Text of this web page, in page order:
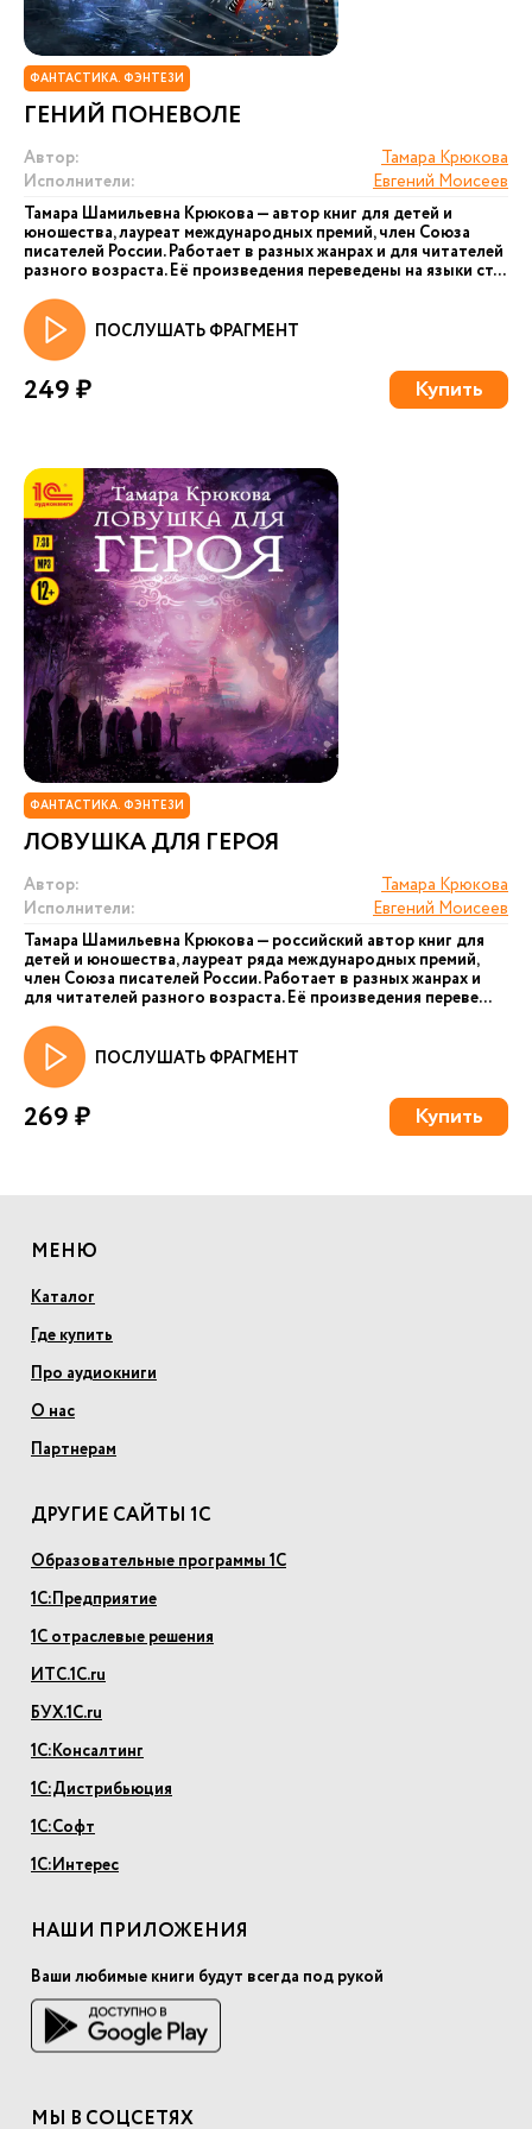
ФАНТАСТИКА. ФЭНТЕЗИ
ГЕНИЙ ПОНЕВОЛЕ
Автор:
Тамара Крюкова
Исполнители:
Евгений Моисеев
Тамара Шамильевна Крюкова — автор книг для детей и
юношества, лауреат международных премий, член Союза
писателей России. Работает в разных жанрах и для читателей
разного возраста. Её произведения переведены на языки ст...
ПОСЛУШАТЬ ФРАГМЕНТ
249 ₽ Купить
ФАНТАСТИКА. ФЭНТЕЗИ
ЛОВУШКА ДЛЯ ГЕРОЯ
Автор:
Тамара Крюкова
Исполнители:
Евгений Моисеев
Тамара Шамильевна Крюкова — российский автор книг для
детей и юношества, лауреат ряда международных премий,
член Союза писателей России. Работает в разных жанрах и
для читателей разного возраста. Её произведения переве...
ПОСЛУШАТЬ ФРАГМЕНТ
269 ₽ Купить
МЕНЮ
Каталог
Где купить
Про аудиокниги
О нас
Партнерам
ДРУГИЕ САЙТЫ 1С
Образовательные программы 1С
1С:Предприятие
1С отраслевые решения
ИТС.1С.ru
БУХ.1С.ru
1С:Консалтинг
1С:Дистрибьюция
1С:Софт
1С:Интерес
НАШИ ПРИЛОЖЕНИЯ
Ваши любимые книги будут всегда под рукой
МЫ В СОЦСЕТЯХ